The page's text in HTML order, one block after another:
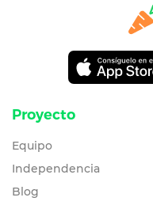
Proyecto
Equipo
Independencia
Blog